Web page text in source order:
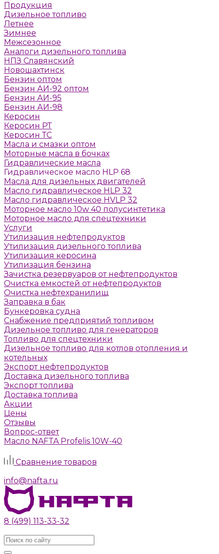
Продукция
Дизельное топливо
Летнее
Зимнее
Межсезонное
Аналоги дизельного топлива
НПЗ Славянский
Новошахтинск
Бензин оптом
Бензин АИ-92 оптом
Бензин АИ-95
Бензин АИ-98
Керосин
Керосин РТ
Керосин ТС
Масла и смазки оптом
Моторные масла в бочках
Гидравлические масла
Гидравлическое масло HLP 68
Масла для дизельных двигателей
Масло гидравлическое HLP 32
Масло гидравлическое HVLP 32
Моторное масло 10w 40 полусинтетика
Моторное масло для спецтехники
Услуги
Утилизация нефтепродуктов
Утилизация дизельного топлива
Утилизация керосина
Утилизация бензина
Зачистка резервуаров от нефтепродуктов
Очистка емкостей от нефтепродуктов
Очистка нефтехранилищ
Заправка в бак
Бункеровка судна
Снабжение предприятий топливом
Дизельное топливо для генераторов
Топливо для спецтехники
Дизельное топливо для котлов отопления и
котельных
Экспорт нефтепродуктов
Доставка дизельного топлива
Экспорт топлива
Доставка топлива
Акции
Цены
Отзывы
Вопрос-ответ
Масло NAFTA Profelis 10W-40
Сравнение товаров
info@nafta.ru
8 (499) 113-33-32